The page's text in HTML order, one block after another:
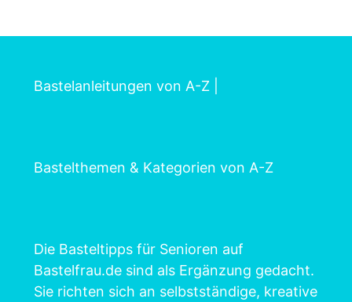
Bastelanleitungen von A-Z
Bastelthemen & Kategorien von A-Z
Die Basteltipps für Senioren auf
Bastelfrau.de sind als Ergänzung gedacht.
Sie richten sich an selbstständige, kreative